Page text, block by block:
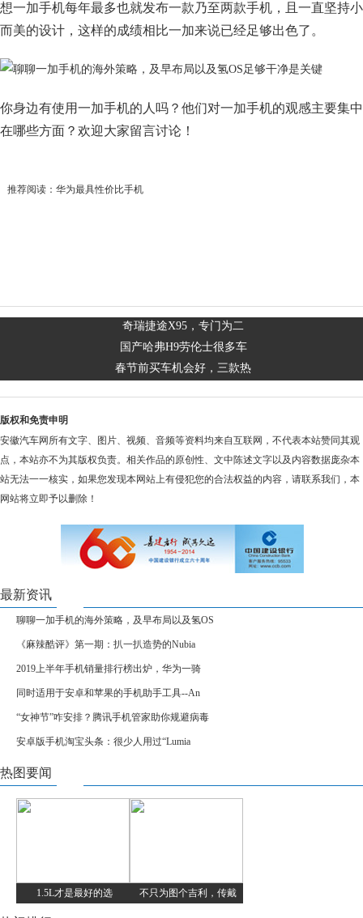
想一加手机每年最多也就发布一款乃至两款手机，且一直坚持小
而美的设计，这样的成绩相比一加来说已经足够出色了。
你身边有使用一加手机的人吗？他们对一加手机的观感主要集中
在哪些方面？欢迎大家留言讨论！
推荐阅读： 华为最具性价比手机
奇瑞捷途X95，专门为二
国产哈弗H9劳伦士很多车
春节前买车机会好，三款热
版权和免责申明
安徽汽车网所有文字、图片、视频、音频等资料均来自互联网，不代表本站赞同其观
点，本站亦不为其版权负责。相关作品的原创性、文中陈述文字以及内容数据庞杂本
站无法一一核实，如果您发现本网站上有侵犯您的合法权益的内容，请联系我们，本
网站将立即予以删除！
最新资讯
聊聊一加手机的海外策略，及早布局以及氢OS
《麻辣酷评》第一期：扒一扒造势的Nubia
2019上半年手机销量排行榜出炉，华为一骑
同时适用于安卓和苹果的手机助手工具--An
“女神节”咋安排？腾讯手机管家助你规避病毒
安卓版手机淘宝头条：很少人用过“Lumia
热图要闻
1.5L才是最好的选 不只为图个吉利，传戴